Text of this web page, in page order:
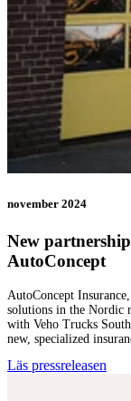
november 2024
New
AutoConcept
AutoConcept
solutions in the Nordic
with Veho Trucks
new, specialized
Läs pressreleasen